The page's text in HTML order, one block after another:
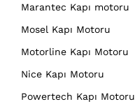
Marantec Kapı motoru
Mosel Kapı Motoru
Motorline Kapı Motoru
Nice Kapı Motoru
Powertech Kapı Motoru